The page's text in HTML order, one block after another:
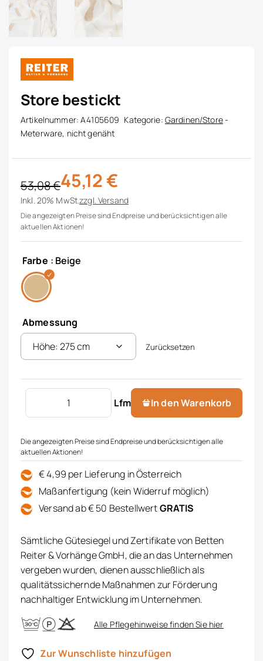
Store bestickt
Artikelnummer:A4105609 Kategorie: Gardinen/Store-
Meterware, nicht genäht
53,08€
Ursprünglicher Preis war: 53,08 €
45,12€
Aktueller Preis ist: 45,12 €.
Inkl. 20% MwSt.zzgl.Versand
Die angezeigten Preise sind Endpreise und berücksichtigen alle
aktuellen Aktionen!
Farbe : Beige
Abmessung
Zurücksetzen
Lfm
Store bestickt Menge
In den Warenkorb
Die angezeigten Preise sind Endpreise und berücksichtigen alle
aktuellen Aktionen!
€ 4,99 per Lieferung in Österreich
Maßanfertigung (kein Widerruf möglich)
Versand ab € 50 BestellwertGRATIS
Sämtliche Gütesiegel und Zertifikate von Betten
Reiter & Vorhänge GmbH, die an das Unternehmen
vergeben wurden, dienen ausschließlich als
qualitätssichernde Maßnahmen zur Förderung
nachhaltiger Entwicklung im Unternehmen.
Alle Pflegehinweise finden Sie hier
Zur Wunschliste hinzufügen